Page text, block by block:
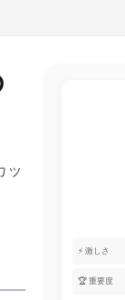
⚡ 激しさ
🏆 重要度
ッ